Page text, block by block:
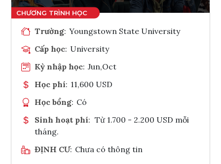
Trường: Youngstown State University
Cấp học: University
Kỳ nhập học: Jun,Oct
Học phí: 11,600 USD
Học bổng: Có
Sinh hoạt phí: Từ 1.700 - 2.200 USD mỗi
tháng.
ĐỊNH CƯ: Chưa có thông tin